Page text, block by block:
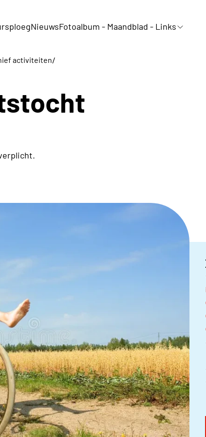
NieuwsFotoalbum - Maandblad - Links
activiteiten/